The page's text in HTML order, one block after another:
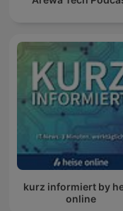
kurz informiert by
online